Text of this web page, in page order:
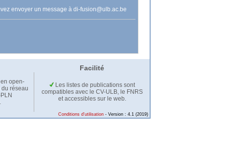
envoyer un message à di-fusion@ulb.ac.be
Facilité
open-
réseau
Les listes de publications sont
compatibles avec le CV-ULB, le FNRS
et accessibles sur le web.
Conditions d'utilisation - Version : 4.1 (2019)